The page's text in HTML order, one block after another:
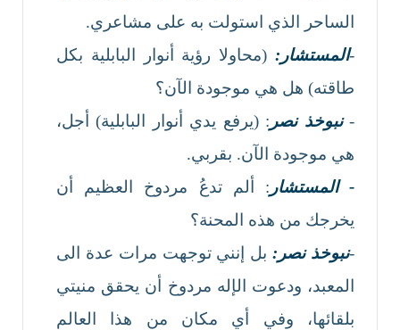
الساحر الذي استولت به على مشاعري.
-المستشار: (محاولا رؤية أنوار البابلية بكل
طاقته) هل هي موجودة الآن؟
-نبوخذ نصر : (يرفع يدي أنوار البابلية) أجل،
هي موجودة الآن. بقربي.
- المستشار : ألم تدعُ مردوخ العظيم أن
يخرجك من هذه المحنة؟
-نبوخذ نصر:بل إنني توجهت مرات عدة الى
المعبد، ودعوت الإله مردوخ أن يحقق منيتي
بلقائها، وفي أي مكان من هذا العالم